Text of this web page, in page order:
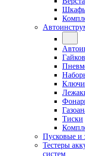
Ключи
Тиски
Пусковые и
Тестеры
систем